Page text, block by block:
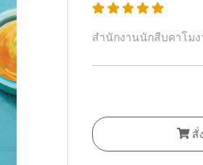
สำนักงานนักสืบคาโมง
สั่